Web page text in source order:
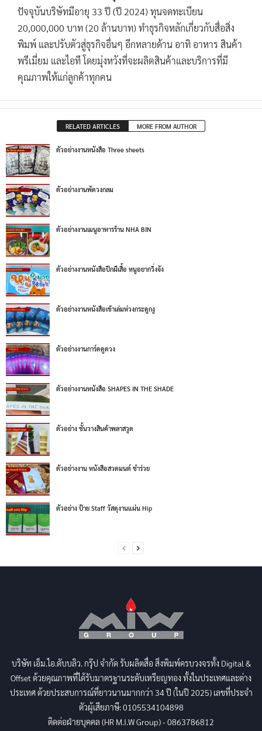
ปัจจุบันบริษัทมีอายุ 33 ปี (ปี 2024) ทุนจดทะเบียน
20,000,000 บาท (20 ล้านบาท) ทำธุรกิจหลักเกี่ยวกับสื่อสิ่ง
พิมพ์ และปรับตัวสู่ธุรกิจอื่นๆ อีกหลายด้าน อาทิ อาหาร สินค้า
พรีเมี่ยม และไอที โดยมุ่งหวังที่จะผลิตสินค้าและบริการที่มี
คุณภาพให้แก่ลูกค้าทุกคน
RELATED ARTICLES MORE FROM AUTHOR
ตัวอย่างงานหนังสือ Three sheets
ตัวอย่างงานพัดวงกลม
ตัวอย่างงานเมนูอาหารร้าน NHA BIN
ตัวอย่างงานหนังสือปีกผีเสื้อ หนูอยากวิ่งจัง
ตัวอย่างงานหนังสือเข้าเล่มห่วงกระดูกงู
ตัวอย่างงานการ์ดดูดวง
ตัวอย่างงานหนังสือ SHAPES IN THE SHADE
ตัวอย่าง ชั้นวางสินค้าพลาสวูด
ตัวอย่างงาน หนังสือสวดมนต์ ชำร่วย
ตัวอย่าง ป้าย Staff วัสดุงานแผ่น Hip
บริษัท เอ็ม.ไอ.ดับบลิว. กรุ๊ป จำกัด รับผลิตสื่อ สิ่งพิมพ์ครบวงจรทั้ง Digital &
Offset ด้วยคุณภาพที่ได้รับมาตรฐานระดับเหรียญทอง ทั้งในประเทศและต่าง
ประเทศ ด้วยประสบการณ์ที่ยาวนานมากกว่า 34 ปี (ในปี 2025) เลขที่ประจำ
ตัวผู้เสียภาษี: 0105534104898
ติดต่อฝ่ายบุคคล (HR M.I.W Group) - 0863786812